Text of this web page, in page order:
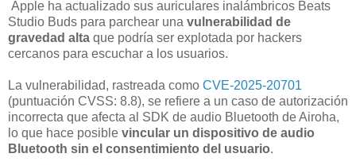
Apple ha actualizado sus auriculares inalámbricos Beats
Studio Buds para parchear una vulnerabilidad de
gravedad alta que podría ser explotada por hackers
cercanos para escuchar a los usuarios.
La vulnerabilidad, rastreada como CVE-2025-20701
(puntuación CVSS: 8.8), se refiere a un caso de autorización
incorrecta que afecta al SDK de audio Bluetooth de Airoha,
lo que hace posible vincular un dispositivo de audio
Bluetooth sin el consentimiento del usuario.